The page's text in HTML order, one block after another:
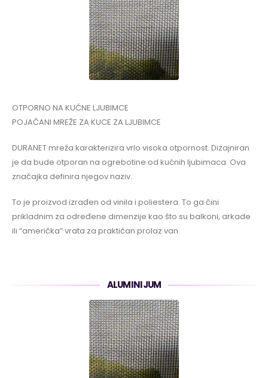
OTPORNO NA KUĆNE LJUBIMCE
POJAČANI MREŽE ZA KUCE ZA LJUBIMCE
DURANET mreža karakterizira vrlo visoka otpornost. Dizajniran
je da bude otporan na ogrebotine od kućnih ljubimaca. Ova
značajka definira njegov naziv.
To je proizvod izrađen od vinila i poliestera. To ga čini
prikladnim za određene dimenzije kao što su balkoni, arkade
ili “američka” vrata za praktičan prolaz van.
ALUMINIJUM